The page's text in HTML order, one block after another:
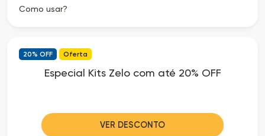
Como usar?
20% OFF Oferta
Especial Kits Zelo com até 20% OFF
VER DESCONTO